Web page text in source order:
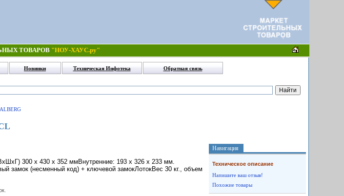
ТОВАРОВ "НОУ-ХАУС.ру"
Новинки Техническая Инфотека Обратная связь
300 x 430 x 352 ммВнутренние: 193 x 326 x 233 мм.
замок (несменный код) + ключевой замокЛотокВес 30 кг., объем
Навигация
Техническое описание
Напишите ваш отзыв!
Похожие товары